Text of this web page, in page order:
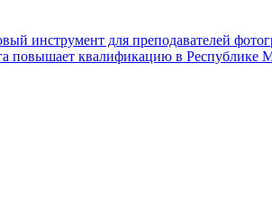
инструмент для преподавателей
повышает квалификацию в Республике